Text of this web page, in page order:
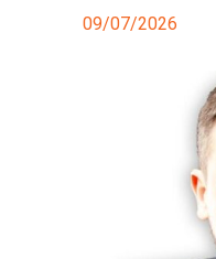
09/07/2026